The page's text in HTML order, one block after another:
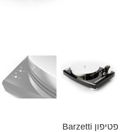
פטיפון Barzetti